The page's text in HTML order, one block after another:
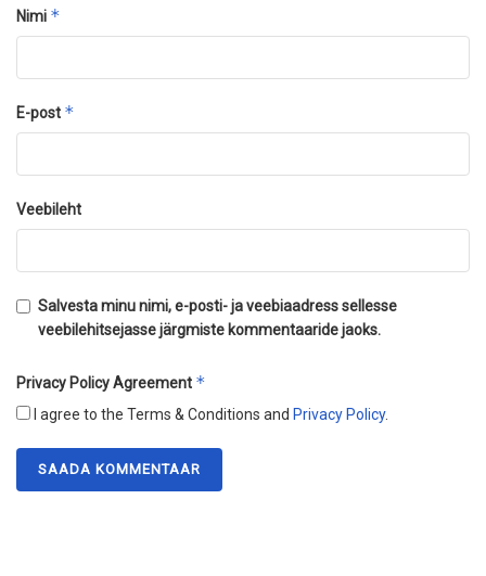
Nimi *
E-post *
Veebileht
Salvesta minu nimi, e-posti- ja veebiaadress sellesse
veebilehitsejasse järgmiste kommentaaride jaoks.
Privacy Policy Agreement *
I agree to the Terms & Conditions and Privacy Policy.